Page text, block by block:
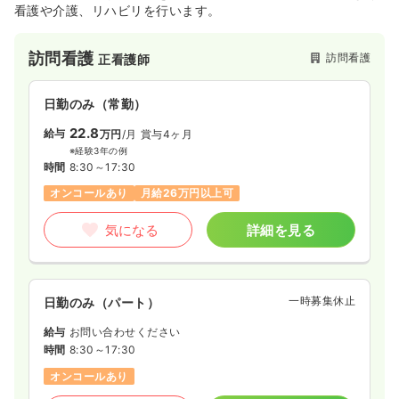
看護や介護、リハビリを行います。
訪問看護正看護師 訪問看護
日勤のみ（常勤）
給与 22.8万円 /月 賞与4ヶ月
※経験3年の例
時間 8:30～17:30
オンコールあり
月給26万円以上可
気になる 詳細を見る
日勤のみ（パート） 一時募集休止
給与 お問い合わせください
時間 8:30～17:30
オンコールあり